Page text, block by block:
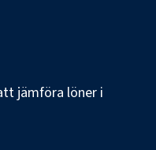
jämföra löner i